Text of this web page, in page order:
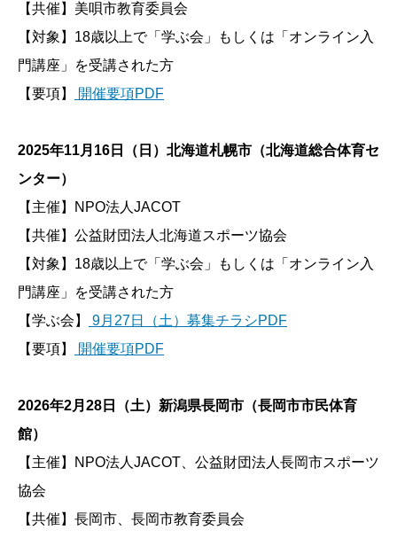
【共催】美唄市教育委員会
【対象】18歳以上で「学ぶ会」もしくは「オンライン入
門講座」を受講された方
【要項】
開催要項PDF
2025年11月16日（日）北海道札幌市（北海道総合体育セ
ンター）
【主催】NPO法人JACOT
【共催】公益財団法人北海道スポーツ協会
【対象】18歳以上で「学ぶ会」もしくは「オンライン入
門講座」を受講された方
【学ぶ会】
9月27日（土）募集チラシPDF
【要項】
開催要項PDF
2026年2月28日（土）新潟県長岡市（長岡市市民体育
館）
【主催】NPO法人JACOT、公益財団法人長岡市スポーツ
協会
【共催】長岡市、長岡市教育委員会